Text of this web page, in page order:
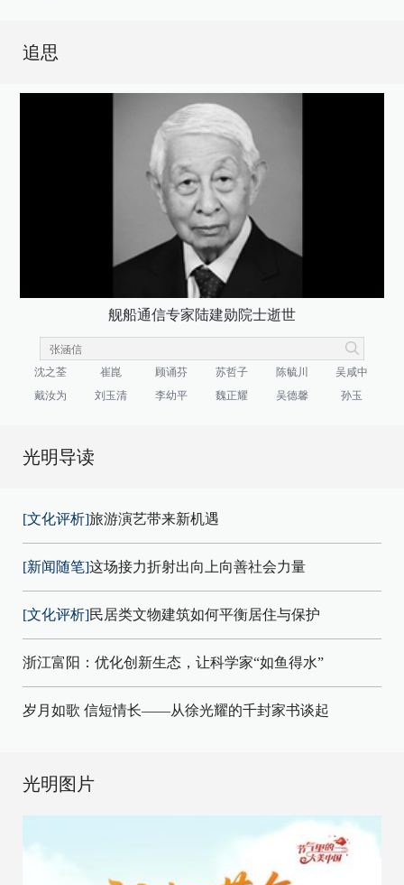
追思
舰船通信专家陆建勋院士逝世
沈之荃 崔崑 顾诵芬 苏哲子 陈毓川
吴咸中
戴汝为
刘玉清 李幼平 魏正耀 吴德馨 孙玉
光明导读
[文化评析]旅游演艺带来新机遇
[新闻随笔]这场接力折射出向上向善社会力量
[文化评析]民居类文物建筑如何平衡居住与保护
浙江富阳：优化创新生态，让科学家“如鱼得水”
岁月如歌 信短情长——从徐光耀的千封家书谈起
光明图片